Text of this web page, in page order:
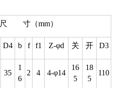
尺 寸（mm）
D4 b f f1 Z-φd 关 开 D3
35
1
6
2 4 4-φ14
16
5
18
5
110